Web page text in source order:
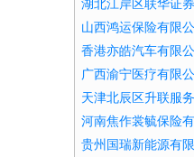
湖北江岸区联华证
山西鸿运保险有限公
香港亦皓汽车有限公
广西渝宁医疗有限公
天津北辰区升联服
河南焦作裳毓保险
贵州国瑞新能源有